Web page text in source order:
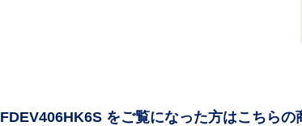
FDEV406HK6S をご覧になった方はこちら